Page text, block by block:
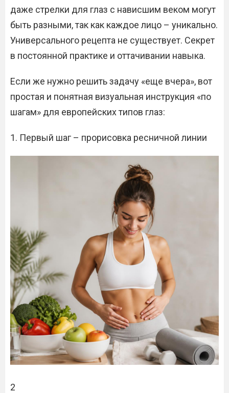
даже стрелки для глаз с нависшим веком могут
быть разными, так как каждое лицо – уникально.
Универсального рецепта не существует. Секрет
в постоянной практике и оттачивании навыка.
Если же нужно решить задачу «еще вчера», вот
простая и понятная визуальная инструкция «по
шагам» для европейских типов глаз:
1. Первый шаг – прорисовка ресничной линии
2